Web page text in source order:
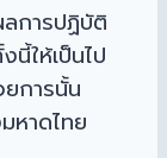
การปฏิบัติ
นี้ให้เป็นไป
การนั้น
หาดไทย